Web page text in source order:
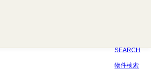
SEARCH
物件検索